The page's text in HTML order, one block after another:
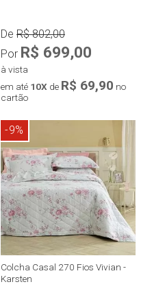
De R$ 802,00
Por R$ 699,00
à vista
em até 10X de R$ 69,90 no
cartão
Compra rápida
-9%
Colcha Casal 270 Fios Vivian -
Karsten